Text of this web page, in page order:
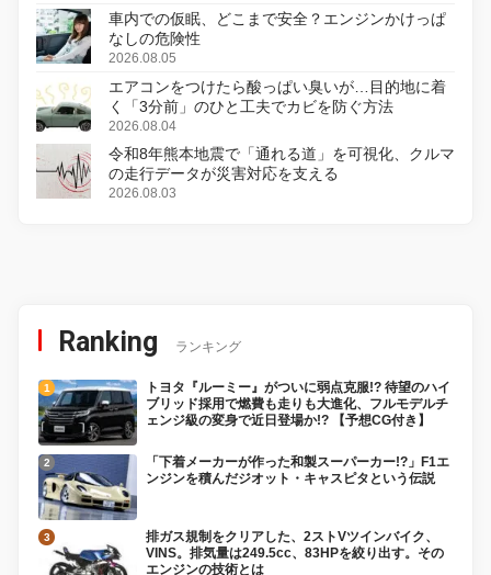
車内での仮眠、どこまで安全？エンジンかけっぱ
なしの危険性
2026.08.05
エアコンをつけたら酸っぱい臭いが…目的地に着
く「3分前」のひと工夫でカビを防ぐ方法
2026.08.04
令和8年熊本地震で「通れる道」を可視化、クルマ
の走行データが災害対応を支える
2026.08.03
Ranking ランキング
トヨタ『ルーミー』がついに弱点克服!? 待望のハイ
ブリッド採用で燃費も走りも大進化、フルモデルチ
ェンジ級の変身で近日登場か!? 【予想CG付き】
「下着メーカーが作った和製スーパーカー!?」F1エ
ンジンを積んだジオット・キャスピタという伝説
排ガス規制をクリアした、2ストVツインバイク、
VINS。排気量は249.5cc、83HPを絞り出す。その
エンジンの技術とは